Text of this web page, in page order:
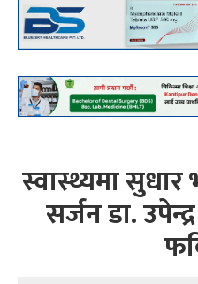
स्वास्थ्यमा सुधार
सर्जन डा.